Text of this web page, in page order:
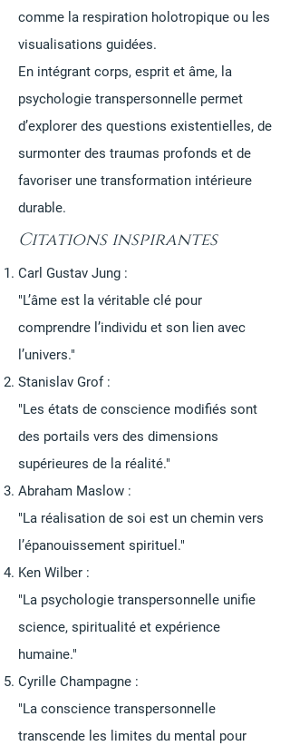
comme la respiration holotropique ou les
visualisations guidées.
En intégrant corps, esprit et âme, la
psychologie transpersonnelle permet
d’explorer des questions existentielles, de
surmonter des traumas profonds et de
favoriser une transformation intérieure
durable.
Citations inspirantes
Carl Gustav Jung :
"L’âme est la véritable clé pour
comprendre l’individu et son lien avec
l’univers."
Stanislav Grof :
"Les états de conscience modifiés sont
des portails vers des dimensions
supérieures de la réalité."
Abraham Maslow :
"La réalisation de soi est un chemin vers
l’épanouissement spirituel."
Ken Wilber :
"La psychologie transpersonnelle unifie
science, spiritualité et expérience
humaine."
Cyrille Champagne :
"La conscience transpersonnelle
transcende les limites du mental pour